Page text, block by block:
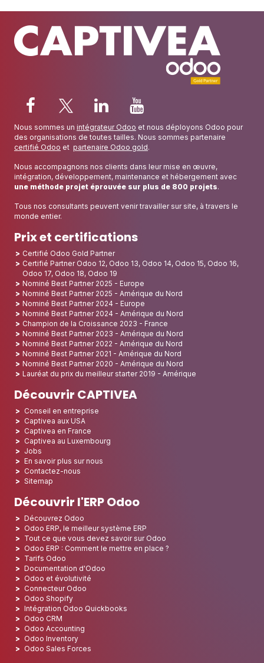
Nous sommes un intégrateur Odoo et nous déployons Odoo pour
des organisations de toutes tailles. Nous sommes partenaire
certifié Odoo et partenaire Odoo gold.
Nous accompagnons nos clients dans leur mise en œuvre,
intégration, développement, maintenance et hébergement avec
une méthode projet éprouvée sur plus de 800 projets.
Tous nos consultants peuvent venir travailler sur site, à travers le
monde entier.
Prix et certifications
Certifié Odoo Gold Partner
Certifié Partner Odoo 12, Odoo 13, Odoo 14, Odoo 15, Odoo 16,
Odoo 17, Odoo 18, Odoo 19
Nominé Best Partner 2025 - Europe
Nominé Best Partner 2025 - Amérique du Nord
Nominé Best Partner 2024 - Europe
Nominé Best Partner 2024 - Amérique du Nord
Champion de la Croissance 2023 - France
Nominé Best Partner 2023 - Amérique du Nord
Nominé Best Partner 2022 - Amérique du Nord
Nominé Best Partner 2021 - Amérique du Nord
Nominé Best Partner 2020 - Amérique du Nord
Lauréat du prix du meilleur starter 2019 - Amérique
Découvrir CAPTIVEA
Conseil en entreprise
Captivea aux USA
Captivea en France
Captivea au Luxembourg
Jobs
En savoir plus sur nous
Contactez-nous
Sitemap
Découvrir l'ERP Odoo
Découvrez Odoo
Odoo ERP, le meilleur système ERP
Tout ce que vous devez savoir sur Odoo
Odoo ERP : Comment le mettre en place ?
Tarifs Odoo
Documentation d'Odoo
Odoo et évolutivité
Connecteur Odoo
Odoo Shopify
Intégration Odoo Quickbooks
Odoo CRM
Odoo Accounting
Odoo Inventory
Odoo Sales Forces